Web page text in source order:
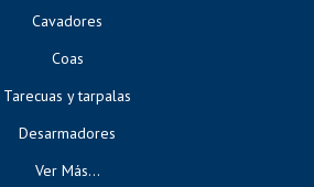
Cavadores
Coas
Tarecuas y tarpalas
Desarmadores
Ver Más...